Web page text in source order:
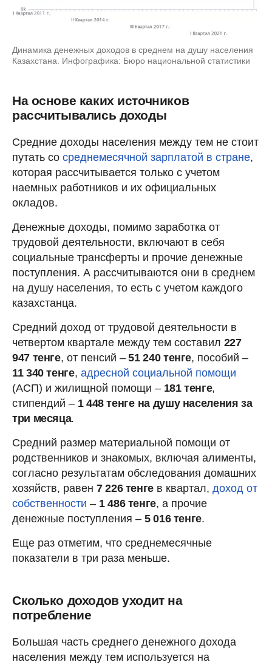
Динамика денежных доходов в среднем на душу населения
Казахстана. Инфографика: Бюро национальной статистики
На основе каких источников
рассчитывались доходы
Средние доходы населения между тем не стоит
путать со среднемесячной зарплатой в стране,
которая рассчитывается только с учетом
наемных работников и их официальных
окладов.
Денежные доходы, помимо заработка от
трудовой деятельности, включают в себя
социальные трансферты и прочие денежные
поступления. А рассчитываются они в среднем
на душу населения, то есть с учетом каждого
казахстанца.
Средний доход от трудовой деятельности в
четвертом квартале между тем составил 227
947 тенге, от пенсий –51 240 тенге, пособий –
11 340 тенге, адресной социальной помощи
(АСП) и жилищной помощи – 181 тенге,
стипендий – 1 448 тенге на душу населения за
три месяца.
Средний размер материальной помощи от
родственников и знакомых, включая алименты,
согласно результатам обследования домашних
хозяйств, равен 7 226 тенге в квартал,доход от
собственности – 1 486 тенге, а прочие
денежные поступления – 5 016 тенге.
Еще раз отметим, что среднемесячные
показатели в три раза меньше.
Сколько доходов уходит на
потребление
Большая часть среднего денежного дохода
населения между тем используется на